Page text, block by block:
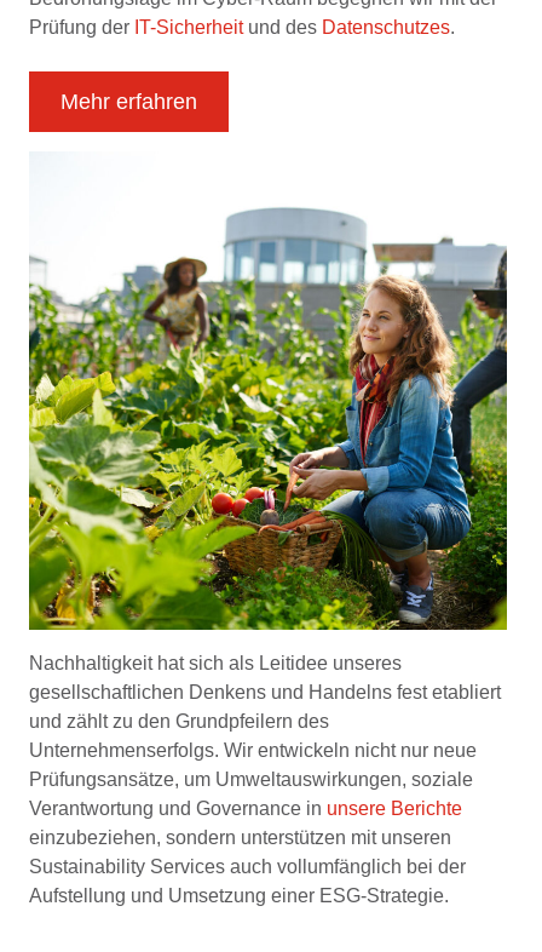
Prüfung der IT-Sicherheitund des Datenschutzes.
Mehr erfahren
Nachhaltigkeit hat sich als Leitidee unseres
gesellschaftlichen Denkens und Handelns fest etabliert
und zählt zu den Grundpfeilern des
Unternehmenserfolgs. Wir entwickeln nicht nur neue
Prüfungsansätze, um Umweltauswirkungen, soziale
Verantwortung und Governance in unsere Berichte
einzubeziehen, sondern unterstützen mit unseren
Sustainability Services auch vollumfänglich bei der
Aufstellung und Umsetzung einer ESG-Strategie.